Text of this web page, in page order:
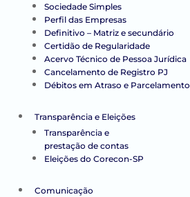
Sociedade Simples
Perfil das Empresas
Definitivo – Matriz e secundário
Certidão de Regularidade
Acervo Técnico de Pessoa Jurídica
Cancelamento de Registro PJ
Débitos em Atraso e Parcelamento
Transparência e Eleições
Transparência e
prestação de contas
Eleições do Corecon-SP
Comunicação